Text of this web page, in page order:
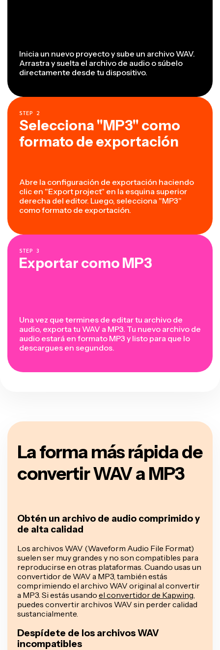
Inicia un nuevo proyecto y sube un archivo WAV.
Arrastra y suelta el archivo de audio o súbelo
directamente desde tu dispositivo.
STEP 2
Selecciona "MP3" como
formato de exportación
Abre la configuración de exportación haciendo
clic en "Export project" en la esquina superior
derecha del editor. Luego, selecciona "MP3"
como formato de exportación.
STEP 3
Exportar como MP3
Una vez que termines de editar tu archivo de
audio, exporta tu WAV a MP3. Tu nuevo archivo de
audio estará en formato MP3 y listo para que lo
descargues en segundos.
La forma más rápida de
convertir WAV a MP3
Obtén un archivo de audio comprimido y
de alta calidad
Los archivos WAV (Waveform Audio File Format)
suelen ser muy grandes y no son compatibles para
reproducirse en otras plataformas. Cuando usas un
convertidor de WAV a MP3, también estás
comprimiendo el archivo WAV original al convertir
a MP3. Si estás usando el convertidor de Kapwing,
puedes convertir archivos WAV sin perder calidad
sustancialmente.
Despídete de los archivos WAV
incompatibles